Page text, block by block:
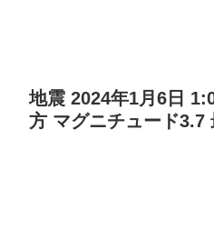
地震 2024年1月6日
方 マグニチュード3.7